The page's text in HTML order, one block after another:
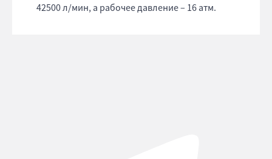
42500 л/мин, а рабочее давление – 16 атм.